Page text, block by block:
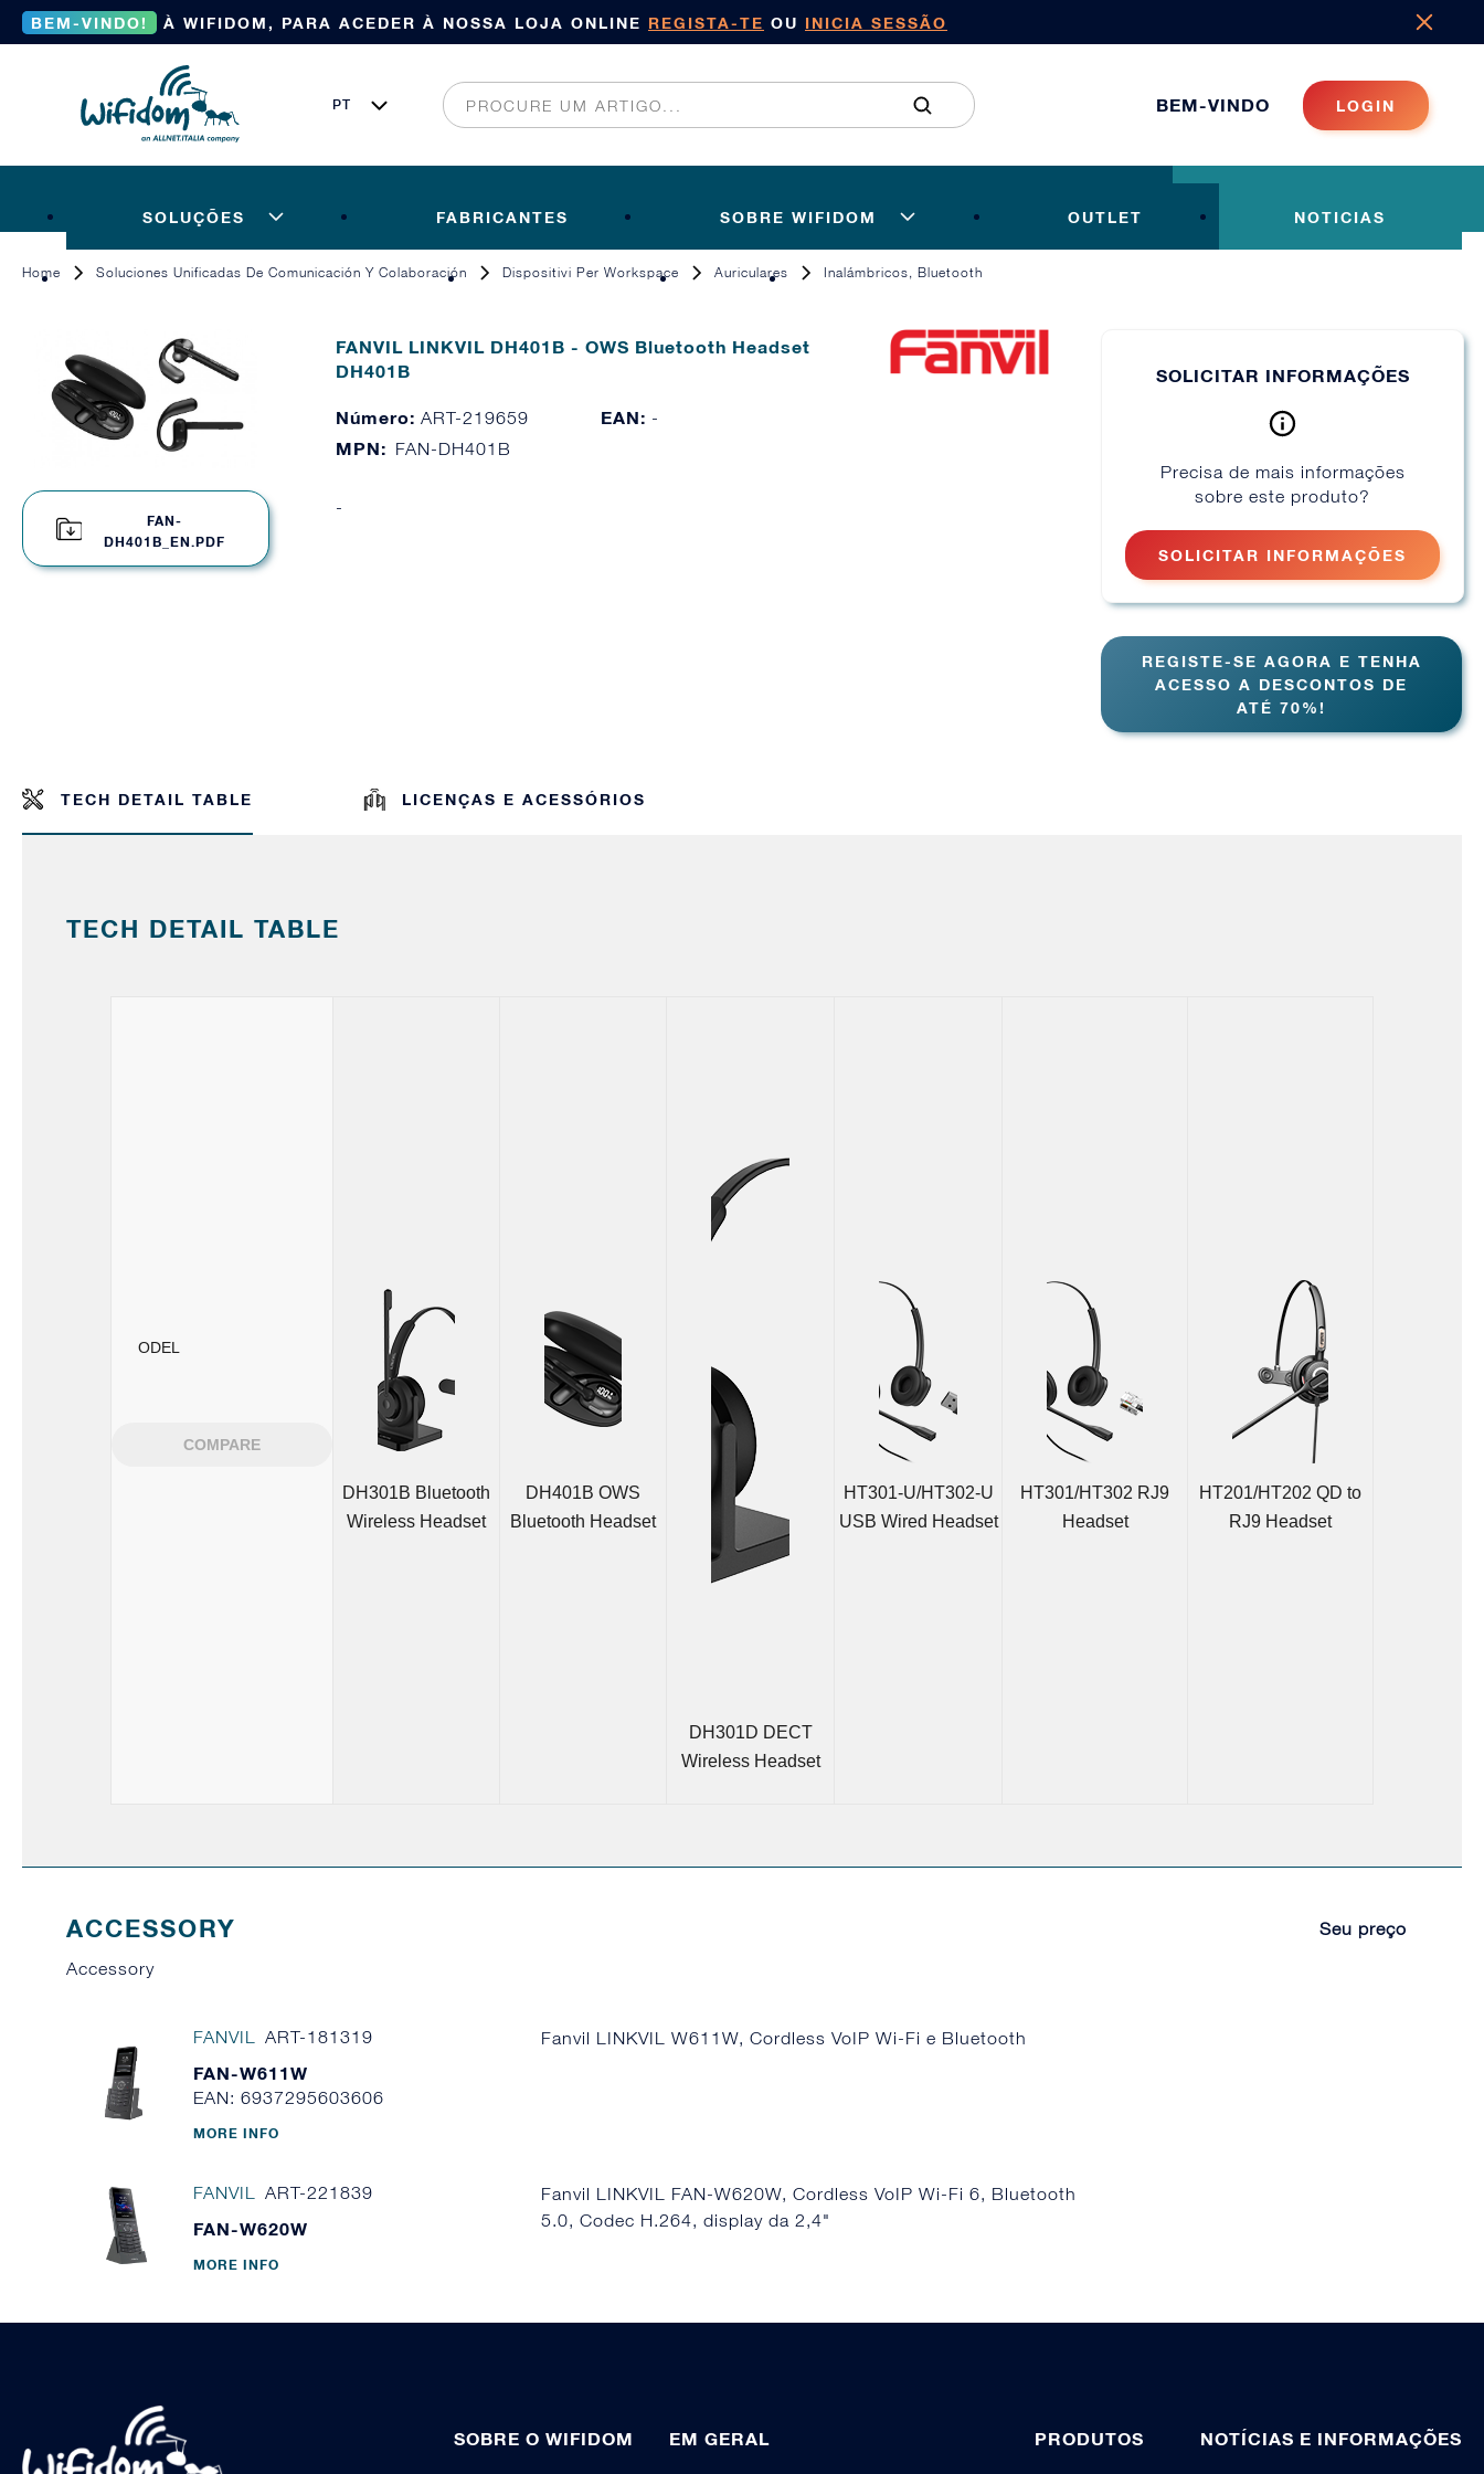
BEM-VINDO! À WIFIDOM, PARA ACEDER À NOSSA LOJA ONLINE REGISTA-TE OU INICIA SESSÃO
BEM-VINDO LOGIN
SOLUÇÕES FABRICANTES SOBRE WIFIDOM OUTLET NOTICIAS
Home Soluciones Unificadas De Comunicación Y Colaboración Dispositivi Per Workspace Auriculares Inalámbricos, Bluetooth
FAN-
DH401B_EN.PDF
FANVIL LINKVIL DH401B - OWS Bluetooth Headset
DH401B
Número:ART-219659 EAN: -
MPN: FAN-DH401B
-
SOLICITAR INFORMAÇÕES
Precisa de mais informações
sobre este produto?
SOLICITAR INFORMAÇÕES
REGISTE-SE AGORA E TENHA
ACESSO A DESCONTOS DE
ATÉ 70%!
TECH DETAIL TABLE LICENÇAS E ACESSÓRIOS
TECH DETAIL TABLE
ODEL
COMPARE
DH301B Bluetooth
Wireless Headset
DH401B OWS
Bluetooth Headset
DH301D DECT
Wireless Headset
HT301-U/HT302-U
USB Wired Headset
HT301/HT302 RJ9
Headset
HT201/HT202 QD to
RJ9 Headset
ACCESSORY
Seu preço
Accessory
FANVIL ART-181319
FAN-W611W
EAN: 6937295603606
MORE INFO
Fanvil LINKVIL W611W, Cordless VoIP Wi-Fi e Bluetooth
FANVIL ART-221839
FAN-W620W
MORE INFO
Fanvil LINKVIL FAN-W620W, Cordless VoIP Wi-Fi 6, Bluetooth
5.0, Codec H.264, display da 2,4"
SOBRE O WIFIDOM EM GERAL PRODUTOS NOTÍCIAS E INFORMAÇÕES